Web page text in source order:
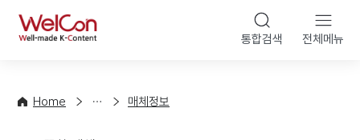
WelCon 통합검색 전체메뉴
Home
컨
해
기
매체정보